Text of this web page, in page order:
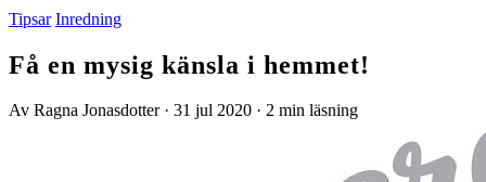
Tipsar Inredning
Få en mysig känsla i hemmet!
Av Ragna Jonasdotter · 31 jul 2020 · 2 min läsning